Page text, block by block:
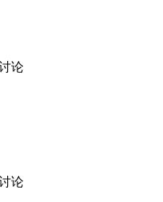
论
论